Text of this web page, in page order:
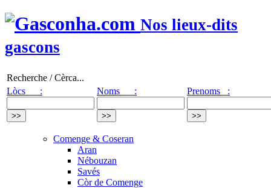
Nos lieux-dits
gascons
Recherche / Cèrca...
Lòcs :
Noms : Prenoms :
Comenge & Coseran
Aran
Nébouzan
Savés
Còr de Comenge